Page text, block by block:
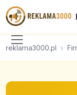
reklama3000.pl